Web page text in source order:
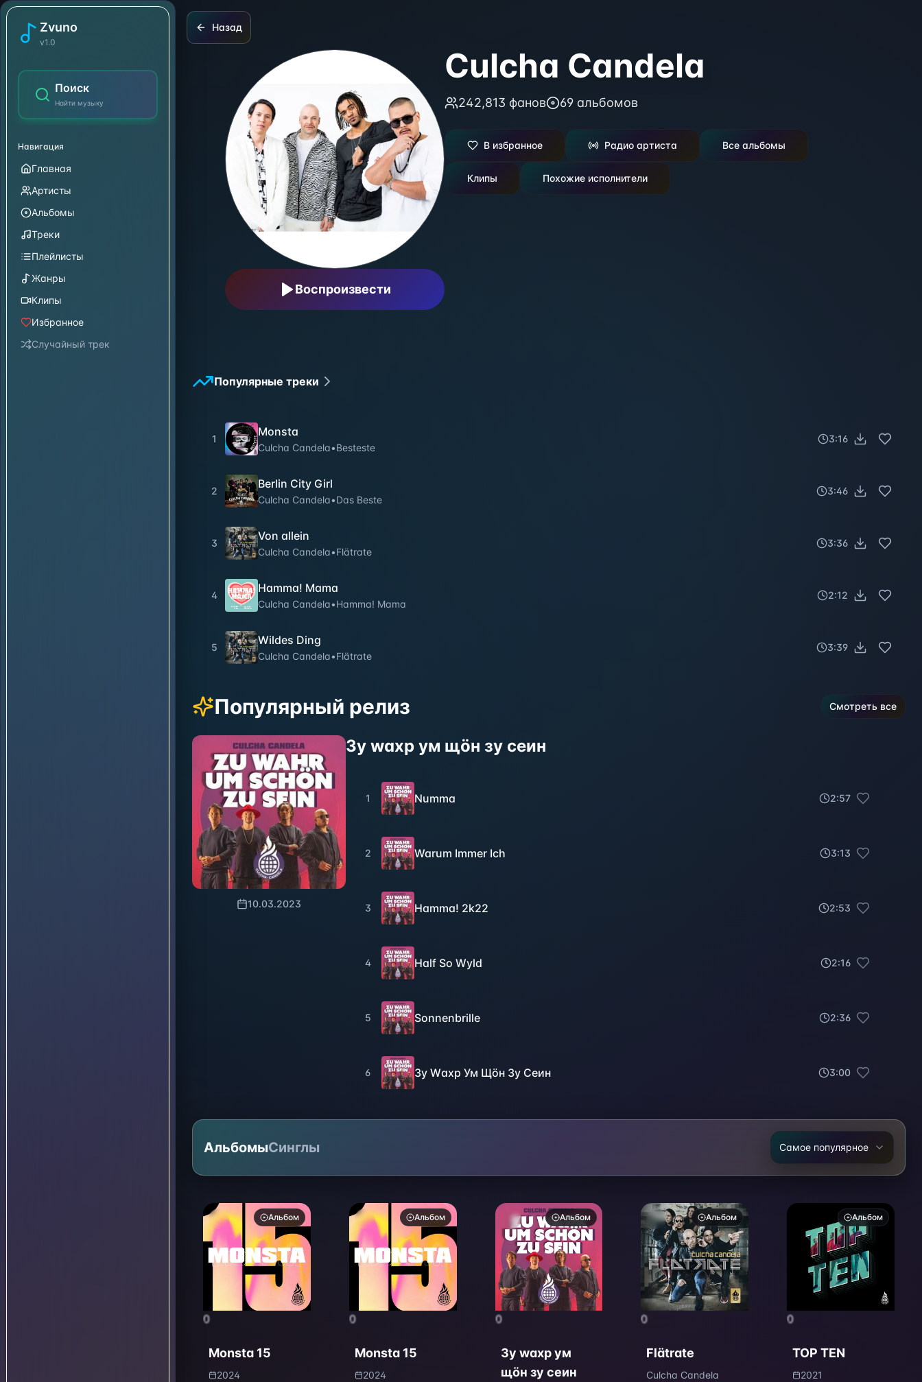
Zvuno
v1.0
Поиск
Найти музыку
Навигация
Главная
Артисты
Альбомы
Треки
Плейлисты
Жанры
Клипы
Избранное
Случайный трек
Culcha Candela
Назад
Воспроизвести
Culcha Candela
242,813 фанов 69 альбомов
В избранное Радио артиста Все альбомы
Клипы Похожие исполнители
Популярные треки
1
Monsta
Culcha Candela•Besteste
3:16
2
Berlin City Girl
Culcha Candela•Das Beste
3:46
3
Von allein
Culcha Candela•Flätrate
3:36
4
Hamma! Mama
Culcha Candela•Hamma! Mama
2:12
5
Wildes Ding
Culcha Candela•Flätrate
3:39
Популярный релиз Смотреть все
10.03.2023
Зу wахр ум щöн зу сеин
1 Numma 2:57
2 Warum Immer Ich 3:13
3 Hamma! 2k22 2:53
4 Half So Wyld 2:16
5 Sonnenbrille 2:36
6 Зу Wахр Ум Щöн Зу Сеин 3:00
АльбомыСинглы Самое популярное
Альбом
0
Monsta 15
2024
Альбом
0
Monsta 15
2024
Альбом
0
Зу wахр ум
щöн зу сеин
Альбом
0
Flätrate
Culcha Candela
Альбом
0
TOP TEN
2021